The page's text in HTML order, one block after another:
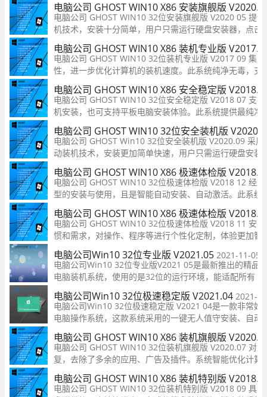
电脑公司 GHOST WIN10 X86 安装旗舰版
电脑公司 GHOST WIN10 32位安装旗舰版 V2020 05 提
机技术，安装十分简单，用户只需运行硬盘安装器，点击
Win10系统，简单实用。本系统补丁已经更新至最新版，
更新，也支持在线更新，只需5至8分钟即可
电脑公司 GHOST WIN10 X86 装机专业版
电脑公司 GHOST WIN10 32位装机专业版 V2017 09 集
性，进一步优化计算机的装机速度。此系统纯净无毒，支
活，同时清理缓存垃圾、病毒信息，确保用户使用的是稳
电脑公司 GHOST WIN10 X86 安全稳定版
电脑公司 GHOST WIN10 32位安全稳定版 V2018 07 支
机安装，也可支持平板电脑安装体验。此系统提供最纯净
全新的方案将注册表及其他组件优化至最佳，尽可能关闭
务，使系统运行更加流畅稳定。
电脑公司 GHOST WIN10 32位安全装机版
电脑公司 GHOST Win10 32位安全装机版 V2020.09 采用
动装机技术，安装更加简单快速，用户只需运行硬盘安装
即可全自动重装Win10系统，实用性很强。本系统补丁已
版，如有新补丁，可手动更新，也支持在线更新。
电脑公司 GHOST WIN10 X86 极速体检版
电脑公司 GHOST WIN10 32位极速体检版 V2018 12 经
型的安装与使用，且是智能自动安装、自动激活。此系统
杀处理，还提供系统维护工具等，全方位保护系统的稳定
电脑公司 GHOST WIN10 X86 极速体检版
电脑公司 GHOST WIN10 32位极速体检版 V2018 11 安
惯和需求，对操作、程序等进行个性化定制，体验更加智
系统经过优化与升级，安全无毒无插件，用户可放心使用
电脑公司Win10 32位专业版 V2021.05 2021-11-05
电脑公司Win10 32位专业版V2021 05是最新推出的精品
电脑装机系统，使用的是32位的运行环境，能适配所有
新旧电脑的型号，功能组件和驱动程序的性能都得到了
大幅提升，且电脑公司Win10 32位专业版V2021 05安装
速度极快，用户们在使用的时候会更加的流畅稳定
电脑公司Win10 32位极速稳定版 V2021.04 2021-
电脑公司Win10 32位极速稳定版 V2021 04是一款非常好
电脑操作系统，这款系统采用的一键无人值守安装、自动
硬件并安装驱动程序，装机速度快，大大提升装机效率，
满足广大用户的装机需求，有需要的用户快来下载吧！
电脑公司 GHOST WIN10 X86 装机旗舰版
电脑公司 GHOST WIN10 32位装机旗舰版 V2020.07 对
复，去除了多余的应用、广告及插件。系统智能优化计算
在不影响性能的前提下提高电池续航力，且智能判断并静
动。
电脑公司 GHOST WIN10 X86 装机特别版
电脑公司 GHOST WIN10 32位装机特别版 V2018 09 具